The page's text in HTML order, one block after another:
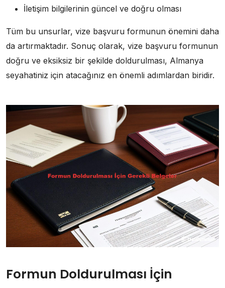
İletişim bilgilerinin güncel ve doğru olması
Tüm bu unsurlar, vize başvuru formunun önemini daha
da artırmaktadır. Sonuç olarak, vize başvuru formunun
doğru ve eksiksiz bir şekilde doldurulması, Almanya
seyahatiniz için atacağınız en önemli adımlardan biridir.
Formun Doldurulması İçin